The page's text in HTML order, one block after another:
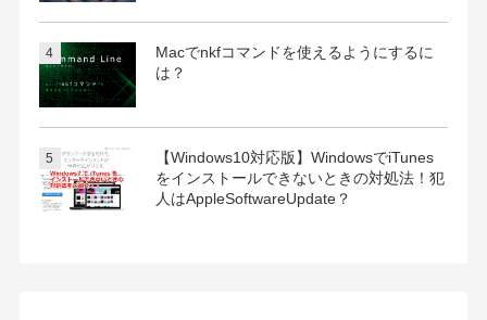
Macでnkfコマンドを使えるようにするに
は？
【Windows10対応版】WindowsでiTunes
をインストールできないときの対処法！犯
人はAppleSoftwareUpdate？